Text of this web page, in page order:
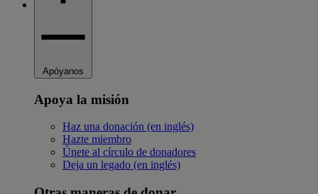
Apóyanos
Apoya la misión
Haz una donación (en inglés)
Hazte miembro
Únete al círculo de donadores
Deja un legado (en inglés)